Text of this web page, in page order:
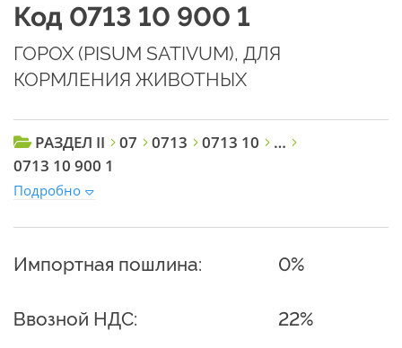
Код 0713 10 900 1
ГОРОХ (PISUM SATIVUM), ДЛЯ
КОРМЛЕНИЯ ЖИВОТНЫХ
РАЗДЕЛ II 07 0713 0713 10
…
0713 10 900 1
Подробно
Импортная пошлина: 0%
Ввозной НДС: 22%